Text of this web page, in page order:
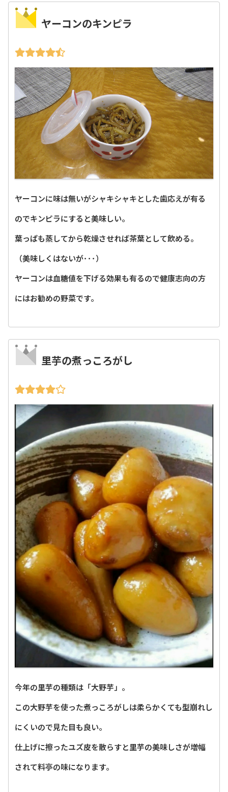
ヤーコンのキンピラ
ヤーコンに味は無いがシャキシャキとした歯応えが有る
のでキンピラにすると美味しい。
葉っぱも蒸してから乾燥させれば茶葉として飲める。
（美味しくはないが･･･）
ヤーコンは血糖値を下げる効果も有るので健康志向の方
にはお勧めの野菜です。
里芋の煮っころがし
今年の里芋の種類は「大野芋」。
この大野芋を使った煮っころがしは柔らかくても型崩れし
にくいので見た目も良い。
仕上げに擦ったユズ皮を散らすと里芋の美味しさが増幅
されて料亭の味になります。